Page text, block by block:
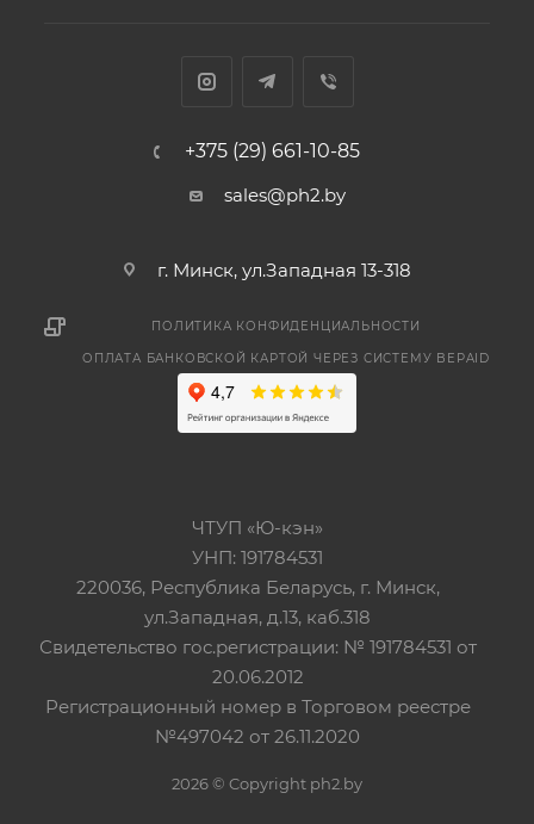
+375 (29) 661-10-85
sales@ph2.by
г. Минск, ул.Западная 13-318
ПОЛИТИКА КОНФИДЕНЦИАЛЬНОСТИ
ОПЛАТА БАНКОВСКОЙ КАРТОЙ ЧЕРЕЗ СИСТЕМУ BEPAID
ЧТУП «Ю-кэн»
УНП: 191784531
220036, Республика Беларусь, г. Минск,
ул.Западная, д.13, каб.318
Свидетельство гос.регистрации: № 191784531 от
20.06.2012
Регистрационный номер в Торговом реестре
№497042 от 26.11.2020
2026 © Copyright ph2.by